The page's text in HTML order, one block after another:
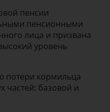
пенсии
пенсионными
лица и призвана
уровень
потери кормильца
частей: базовой и